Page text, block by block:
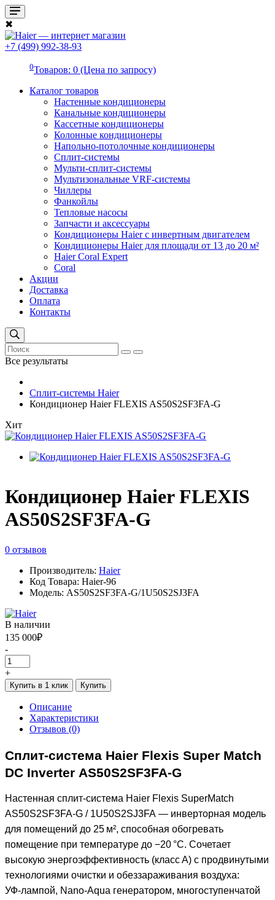
✖
+7 (499) 992-38-93
0Товаров: 0 (Цена по запросу)
Каталог товаров
Настенные кондиционеры
Канальные кондиционеры
Кассетные кондиционеры
Колонные кондиционеры
Напольно-потолочные кондиционеры
Сплит-системы
Мульти-сплит-системы
Мультизональные VRF-системы
Чиллеры
Фанкойлы
Тепловые насосы
Запчасти и аксессуары
Кондиционеры Haier с инвертным двигателем
Кондиционеры Haier для площади от 13 до 20 м²
Haier Coral Expert
Coral
Акции
Доставка
Оплата
Контакты
Все результаты
Сплит-системы Haier
Кондиционер Haier FLEXIS AS50S2SF3FA-G
Хит
Кондиционер Haier FLEXIS
AS50S2SF3FA-G
0 отзывов
Производитель: Haier
Код Товара: Haier-96
Модель: AS50S2SF3FA-G/1U50S2SJ3FA
В наличии
135 000₽
-
+
Купить в 1 клик Купить
Описание
Характеристики
Отзывов (0)
Сплит-система Haier Flexis Super Match
DC Inverter AS50S2SF3FA-G
Настенная cплит‑система Haier Flexis SuperMatch
AS50S2SF3FA-G / 1U50S2SJ3FA — инверторная модель
для помещений до 25 м², способная обогревать
помещение при температуре до −20 °C. Сочетает
высокую энергоэффективность (класс A) с продвинутыми
технологиями очистки и обеззараживания воздуха:
УФ‑лампой, Nano‑Aqua генератором, многоступенчатой